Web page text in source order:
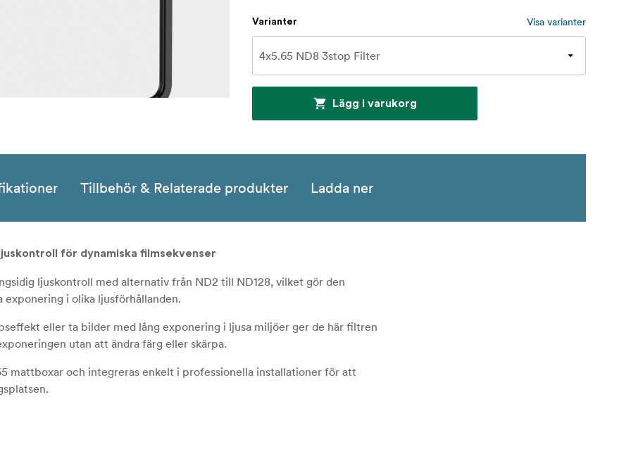
Varianter Visa varianter
Lägg i varukorg
Tillbehör & Relaterade produkter Ladda ner
för dynamiska filmsekvenser
ljuskontroll med alternativ från ND2 till ND128, vilket gör den
i olika ljusförhållanden.
eller ta bilder med lång exponering i ljusa miljöer ger de här filtren
utan att ändra färg eller skärpa.
mattboxar och integreras enkelt i professionella installationer för att
en mängd olika stopp för att kontrollera ljuset exakt, från subtil